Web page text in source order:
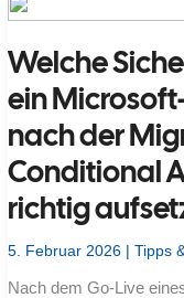
ein
betreibe
sie
Geräte,
Plattformen
und
Browser
hinweg?
Welche
ein
nach der
Conditional
richtig
5. Februar 2026 |Tipps
Nach dem Go-Live